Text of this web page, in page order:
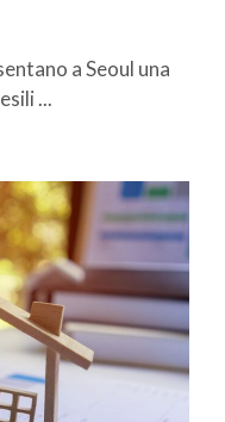
a Seoul una
...